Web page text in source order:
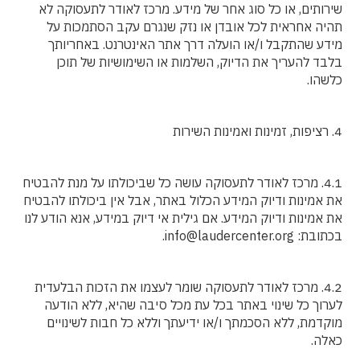
שירותים, או כל סוג אחר של מידע. מרכז לאודר לתעסוקה לא
תהיה אחראית לכל אובדן או נזק שנגרם עקב הסתמכות על
מידע שהתקבל ו/או הועלה דרך אתר האינטרנט. באחריותך
בלבד להעריך את הדיוק, השלמות או השימושיות של תוכן
כלשהו.
4. רציפות, זמינות ואמינות השירות
4.1. מרכז לאודר לתעסוקה עושה כל שביכולתו על מנת להבטיח
את אמינות ודיוק המידע הכלול באתר, אבל אין ביכולתו להבטיח
את אמינות ודיוק המידע. אם גילית אי דיוק במידע, אנא הודע לנו
בכתובת: info@laudercenter.org.
4.2. מרכז לאודר לתעסוקה שומר לעצמו את הזכות הבלעדית
לערוך כל שינוי באתר בכל עת מכל סיבה שהיא, ללא הודעה
מוקדמת, ללא הסכמתך ו/או ידיעתך וללא כל חבות לשינויים
כאלה.